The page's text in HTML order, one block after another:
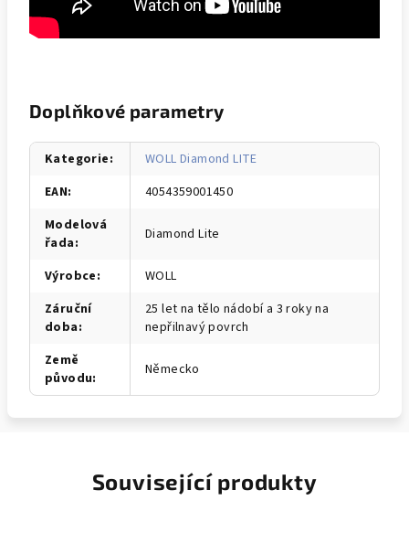
Doplňkové parametry
Kategorie:
WOLL Diamond LITE
EAN:
4054359001450
Modelová
řada: Diamond Lite
Výrobce:
WOLL
Záruční
doba:
25 let na tělo nádobí a 3 roky na
nepřilnavý povrch
Země
původu: Německo
Související produkty